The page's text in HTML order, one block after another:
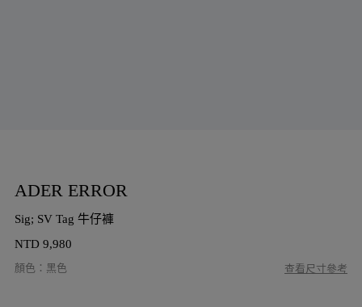
ADER ERROR
Sig; SV Tag 牛仔褲
NTD 9,980
顏色 ： 黑色 查看尺寸參考